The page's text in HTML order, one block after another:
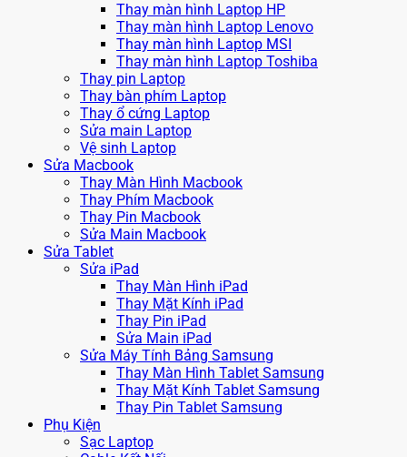
Thay màn hình Laptop HP
Thay màn hình Laptop Lenovo
Thay màn hình Laptop MSI
Thay màn hình Laptop Toshiba
Thay pin Laptop
Thay bàn phím Laptop
Thay ổ cứng Laptop
Sửa main Laptop
Vệ sinh Laptop
Sửa Macbook
Thay Màn Hình Macbook
Thay Phím Macbook
Thay Pin Macbook
Sửa Main Macbook
Sửa Tablet
Sửa iPad
Thay Màn Hình iPad
Thay Mặt Kính iPad
Thay Pin iPad
Sửa Main iPad
Sửa Máy Tính Bảng Samsung
Thay Màn Hình Tablet Samsung
Thay Mặt Kính Tablet Samsung
Thay Pin Tablet Samsung
Phụ Kiện
Sạc Laptop